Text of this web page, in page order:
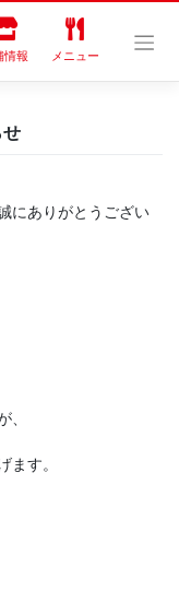
情報 メニュー
にありがとうござい
、
ます。